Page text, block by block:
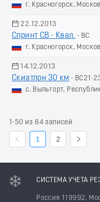
г. Красногорск,
22.12.2013
Спринт СВ - Квал. - ВС
г. Красногорск,
14.12.2013
Скиатлон 30 км - ВС21-
с. Выльгорт,
1-50 из 84 записей
1 2
СИСТЕМА УЧЕТА
Россия 119992,